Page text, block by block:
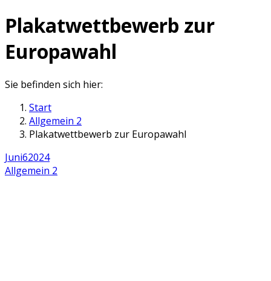
Plakatwettbewerb zur
Europawahl
Sie befinden sich hier:
Start
Allgemein 2
Plakatwettbewerb zur Europawahl
Juni62024
Allgemein 2